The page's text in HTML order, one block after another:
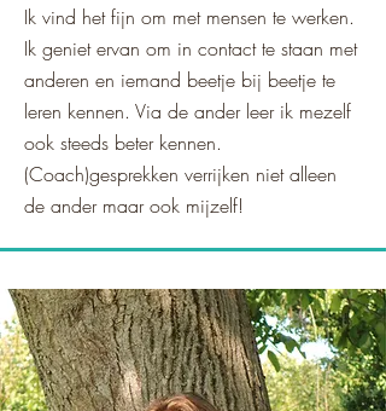
Ik vind het fijn om met mensen te werken.
Ik geniet ervan om in contact te staan met
anderen en iemand beetje bij beetje te
leren kennen. Via de ander leer ik mezelf
ook steeds beter kennen.
(Coach)gesprekken verrijken niet alleen
de ander maar ook mijzelf!